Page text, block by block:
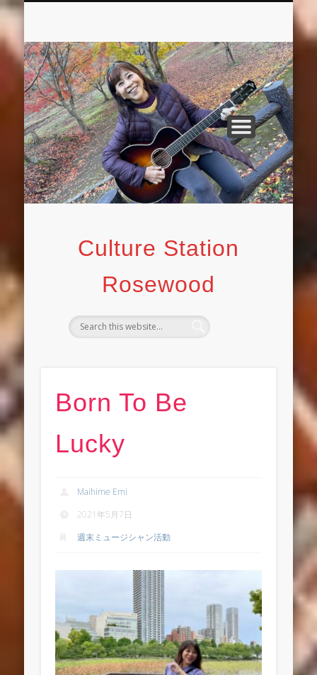
Culture Station
Rosewood
ROSEWOOD 1F 大人の英語教室
ROSEWOOD 2F MUSIC SPACE イベント
英語絵本紹介ブログ
週末ミュージシャン活動
舞姫えみ : 47都道府県 オープンマイクの
オリジナル曲
カバー曲
FACEBOOK
表紙アーカイブ
Born To Be
Lucky
Maihime Emi
2021年5月7日
週末ミュージシャン活動